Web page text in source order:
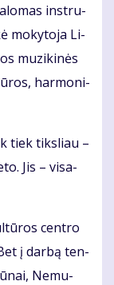
in­stru­
mo­ky­to­ja Li­
mu­zi­ki­nės
har­mo­ni­
tiek tiks­liau –
Jis – vi­sa­
cen­tro
į dar­bą ten­
Ne­mu­